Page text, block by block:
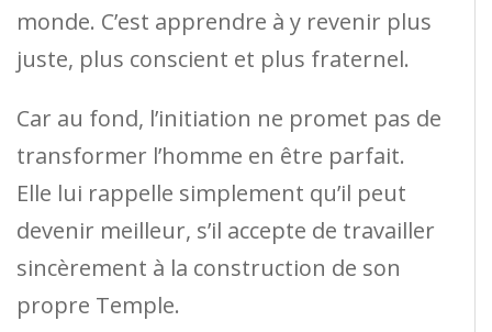
monde. C’est apprendre à y revenir plus
juste, plus conscient et plus fraternel.
Car au fond, l’initiation ne promet pas de
transformer l’homme en être parfait.
Elle lui rappelle simplement qu’il peut
devenir meilleur, s’il accepte de travailler
sincèrement à la construction de son
propre Temple.